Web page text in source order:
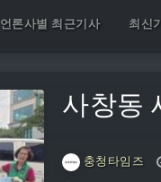
언론사별 최근기사 최신
사창동
충청타임즈